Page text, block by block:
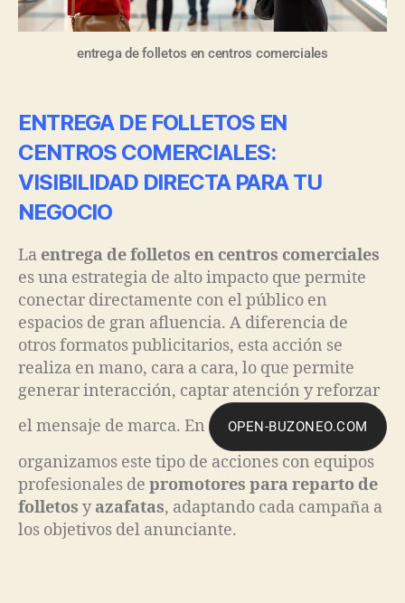
entrega de folletos en centros comerciales
ENTREGA DE FOLLETOS EN
CENTROS COMERCIALES:
VISIBILIDAD DIRECTA PARA TU
NEGOCIO
La entrega de folletos en centros comerciales
es una estrategia de alto impacto que permite
conectar directamente con el público en
espacios de gran afluencia. A diferencia de
otros formatos publicitarios, esta acción se
realiza en mano, cara a cara, lo que permite
generar interacción, captar atención y reforzar
el mensaje de marca. En
OPEN-BUZONEO.COM
organizamos este tipo de acciones con equipos
profesionales de promotores para reparto de
folletos y azafatas, adaptando cada campaña a
los objetivos del anunciante.